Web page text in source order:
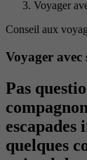
Voyager
Conseil aux
Voyager
Pas
quelques